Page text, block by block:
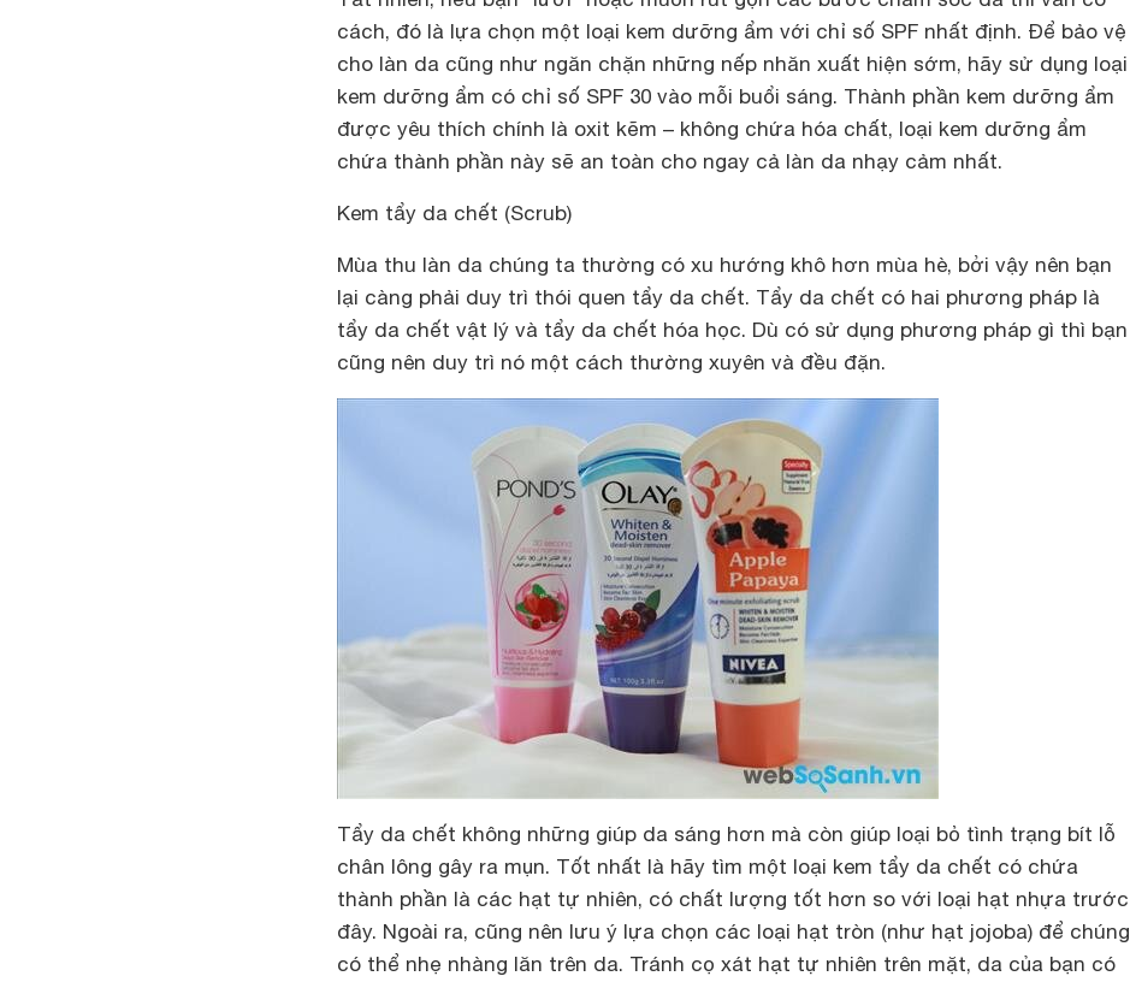
cách, đó là lựa chọn một loại kem dưỡng ẩm với chỉ số SPF nhất định. Để bảo vệ
cho làn da cũng như ngăn chặn những nếp nhăn xuất hiện sớm, hãy sử dụng loại
kem dưỡng ẩm có chỉ số SPF 30 vào mỗi buổi sáng. Thành phần kem dưỡng ẩm
được yêu thích chính là oxit kẽm – không chứa hóa chất, loại kem dưỡng ẩm
chứa thành phần này sẽ an toàn cho ngay cả làn da nhạy cảm nhất.
Kem tẩy da chết (Scrub)
Mùa thu làn da chúng ta thường có xu hướng khô hơn mùa hè, bởi vậy nên bạn
lại càng phải duy trì thói quen tẩy da chết. Tẩy da chết có hai phương pháp là
tẩy da chết vật lý và tẩy da chết hóa học. Dù có sử dụng phương pháp gì thì bạn
cũng nên duy trì nó một cách thường xuyên và đều đặn.
Tẩy da chết không những giúp da sáng hơn mà còn giúp loại bỏ tình trạng bít lỗ
chân lông gây ra mụn. Tốt nhất là hãy tìm một loại kem tẩy da chết có chứa
thành phần là các hạt tự nhiên, có chất lượng tốt hơn so với loại hạt nhựa trước
đây. Ngoài ra, cũng nên lưu ý lựa chọn các loại hạt tròn (như hạt jojoba) để chúng
có thể nhẹ nhàng lăn trên da. Tránh cọ xát hạt tự nhiên trên mặt, da của bạn có